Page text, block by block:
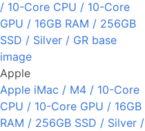
Apple
Apple iMac / M4 / 10-Core
CPU / 10-Core GPU / 16GB
RAM / 256GB SSD / Silver /